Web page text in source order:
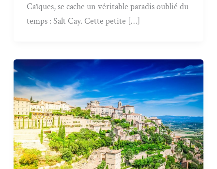
Caïques, se cache un véritable paradis oublié du
temps : Salt Cay. Cette petite […]